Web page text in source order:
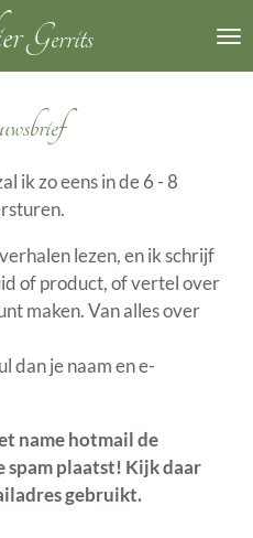
Gerrits
ik zo eens in de 6 - 8
lezen, en ik schrijf
of product, of vertel over
maken. Van alles over
dan je naam en e-
name hotmail de
spam plaatst! Kijk daar
gebruikt.